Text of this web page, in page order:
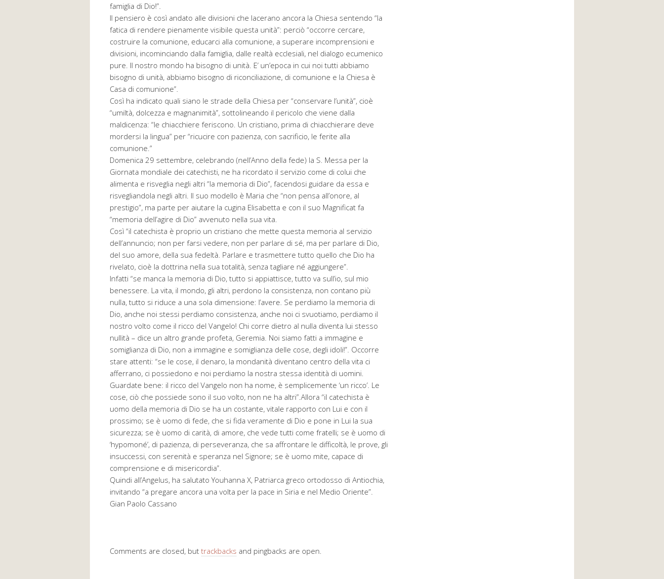
famiglia di Dio!”.
Il pensiero è così andato alle divisioni che lacerano ancora la Chiesa sentendo “la
fatica di rendere pienamente visibile questa unità”: perciò “occorre cercare,
costruire la comunione, educarci alla comunione, a superare incomprensioni e
divisioni, incominciando dalla famiglia, dalle realtà ecclesiali, nel dialogo ecumenico
pure. Il nostro mondo ha bisogno di unità. E’ un’epoca in cui noi tutti abbiamo
bisogno di unità, abbiamo bisogno di riconciliazione, di comunione e la Chiesa è
Casa di comunione”.
Così ha indicato quali siano le strade della Chiesa per “conservare l’unità”, cioè
“umiltà, dolcezza e magnanimità”, sottolineando il pericolo che viene dalla
maldicenza: “le chiacchiere feriscono. Un cristiano, prima di chiacchierare deve
mordersi la lingua” per “ricucire con pazienza, con sacrificio, le ferite alla
comunione.”
Domenica 29 settembre, celebrando (nell’Anno della fede) la S. Messa per la
Giornata mondiale dei catechisti, ne ha ricordato il servizio come di colui che
alimenta e risveglia negli altri “la memoria di Dio”, facendosi guidare da essa e
risvegliandola negli altri. Il suo modello è Maria che “non pensa all’onore, al
prestigio”, ma parte per aiutare la cugina Elisabetta e con il suo Magnificat fa
“memoria dell’agire di Dio” avvenuto nella sua vita.
Così “il catechista è proprio un cristiano che mette questa memoria al servizio
dell’annuncio; non per farsi vedere, non per parlare di sé, ma per parlare di Dio,
del suo amore, della sua fedeltà. Parlare e trasmettere tutto quello che Dio ha
rivelato, cioè la dottrina nella sua totalità, senza tagliare né aggiungere”.
Infatti “se manca la memoria di Dio, tutto si appiattisce, tutto va sull’io, sul mio
benessere. La vita, il mondo, gli altri, perdono la consistenza, non contano più
nulla, tutto si riduce a una sola dimensione: l’avere. Se perdiamo la memoria di
Dio, anche noi stessi perdiamo consistenza, anche noi ci svuotiamo, perdiamo il
nostro volto come il ricco del Vangelo! Chi corre dietro al nulla diventa lui stesso
nullità – dice un altro grande profeta, Geremia. Noi siamo fatti a immagine e
somiglianza di Dio, non a immagine e somiglianza delle cose, degli idoli!”. Occorre
stare attenti: “se le cose, il denaro, la mondanità diventano centro della vita ci
afferrano, ci possiedono e noi perdiamo la nostra stessa identità di uomini.
Guardate bene: il ricco del Vangelo non ha nome, è semplicemente ‘un ricco’. Le
cose, ciò che possiede sono il suo volto, non ne ha altri”.Allora “il catechista è
uomo della memoria di Dio se ha un costante, vitale rapporto con Lui e con il
prossimo; se è uomo di fede, che si fida veramente di Dio e pone in Lui la sua
sicurezza; se è uomo di carità, di amore, che vede tutti come fratelli; se è uomo di
‘hypomoné’, di pazienza, di perseveranza, che sa affrontare le difficoltà, le prove, gli
insuccessi, con serenità e speranza nel Signore; se è uomo mite, capace di
comprensione e di misericordia”.
Quindi all’Angelus, ha salutato Youhanna X, Patriarca greco ortodosso di Antiochia,
invitando “a pregare ancora una volta per la pace in Siria e nel Medio Oriente”.
Gian Paolo Cassano
Comments are closed, but trackbacks and pingbacks are open.